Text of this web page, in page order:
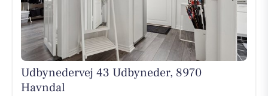
Udbynedervej 43 Udbyneder, 8970
Havndal